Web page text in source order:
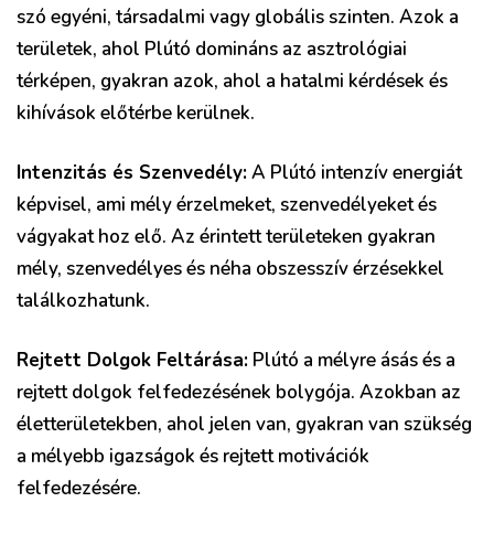
szó egyéni, társadalmi vagy globális szinten. Azok a
területek, ahol Plútó domináns az asztrológiai
térképen, gyakran azok, ahol a hatalmi kérdések és
kihívások előtérbe kerülnek.
Intenzitás és Szenvedély:A Plútó intenzív energiát
képvisel, ami mély érzelmeket, szenvedélyeket és
vágyakat hoz elő. Az érintett területeken gyakran
mély, szenvedélyes és néha obszesszív érzésekkel
találkozhatunk.
Rejtett Dolgok Feltárása: Plútó a mélyre ásás és a
rejtett dolgok felfedezésének bolygója. Azokban az
életterületekben, ahol jelen van, gyakran van szükség
a mélyebb igazságok és rejtett motivációk
felfedezésére.